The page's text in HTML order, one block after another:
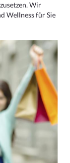
Wir
Wellness für Sie